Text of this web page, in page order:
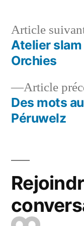
Article
Des mots
Péruwelz
Article
Atelier slam
Orchies